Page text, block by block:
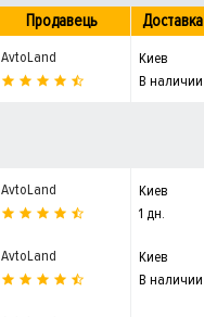
Продавець Доставка
AvtoLand
Киев
В наличии
AvtoLand
Киев
1 дн.
AvtoLand
Киев
В наличии